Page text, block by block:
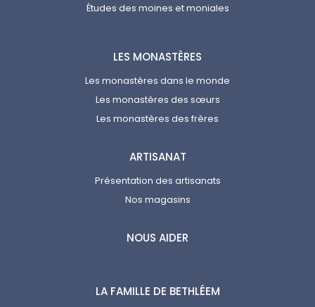
LA FAMILLE DE BETHLÉEM
LES MONASTÈRES
Les monastères dans le monde
Les monastères des sœurs
Les monastères des frères
ARTISANAT
Présentation des artisanats
Nos magasins
NOUS AIDER
Études des moines et moniales